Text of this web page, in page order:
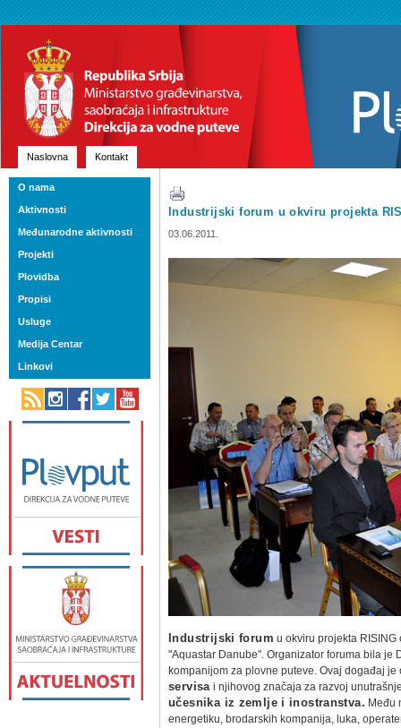
Naslovna Kontakt
Industrijski forum u okviru projekta
03.06.2011.
Industrijski forum u okviru projekta
"Aquastar Danube". Organizator foruma bila je
kompanijom za plovne puteve. Ovaj događaj
servisai njihovog značaja za razvoj
učesnika iz zemlje i inostranstva. Među
energetiku, brodarskih kompanija, luka,
O nama
Aktivnosti
Međunarodne aktivnosti
Projekti
Plovidba
Propisi
Usluge
Medija Centar
Linkovi